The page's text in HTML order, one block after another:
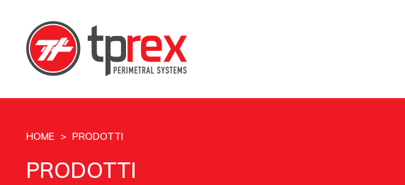
HOME > PRODOTTI
PRODOTTI